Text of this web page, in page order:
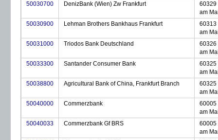
50030700
DenizBank (Wien) Zw Frankfurt
60329
am
50030900
Lehman Brothers Bankhaus Frankfurt
60313
am
50031000
Triodos Bank Deutschland
60326
am
50033300
Santander Consumer Bank
60325
am
50038800
Agricultural Bank of China, Frankfurt Branch
60325
am
50040000
Commerzbank
60005
am
50040033
Commerzbank Gf BRS
60005
am